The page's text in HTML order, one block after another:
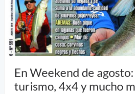
En Weekend de agosto:
turismo, 4x4 y mucho